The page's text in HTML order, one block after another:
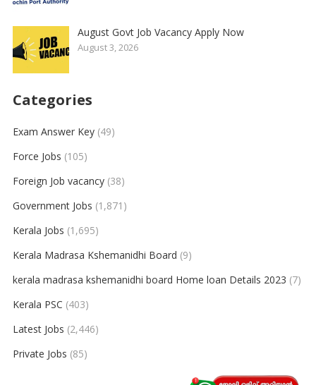
August Govt Job Vacancy Apply Now
August 3, 2026
Categories
Exam Answer Key(49)
Force Jobs (105)
Foreign Job vacancy(38)
Government Jobs (1,871)
Kerala Jobs (1,695)
Kerala Madrasa Kshemanidhi Board (9)
kerala madrasa kshemanidhi board Home loan Details 2023 (7)
Kerala PSC (403)
Latest Jobs (2,446)
Private Jobs (85)